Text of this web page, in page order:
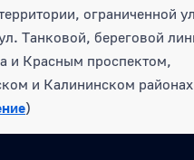
ограниченной
Танковой, береговой
и Красным проспектом,
и Калининском районах
)